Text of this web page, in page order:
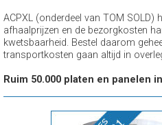
ACPXL (onderdeel van TOM SOLD)
afhaalprijzen en de bezorgkosten
kwetsbaarheid. Bestel daarom
transportkosten gaan altijd in
Ruim 50.000 platen en panelen